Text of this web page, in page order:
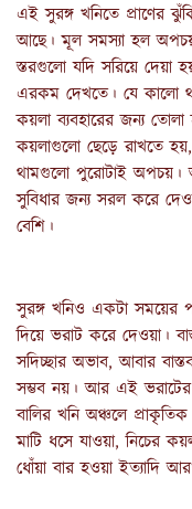
এই সুরঙ্গ খনিতে প্রাণের
আছে। মূল সমস্যা হল
স্তরগুলো যদি সরিয়ে দেয়া
এরকম দেখতে। যে কালো
কয়লা ব্যবহারের জন্য
কয়লাগুলো ছেড়ে রাখতে
থামগুলো পুরোটাই অপচয়।
সুবিধার জন্য সরল করে
বেশি।
সুরঙ্গ খনিও একটা সময়ের
দিয়ে ভরাট করে দেওয়া।
সদিচ্ছার অভাব, আবার
সম্ভব নয়। আর এই ভরাটের
বালির খনি অঞ্চলে
মাটি ধসে যাওয়া, নিচের
ধোঁয়া বার হওয়া ইত্যাদি